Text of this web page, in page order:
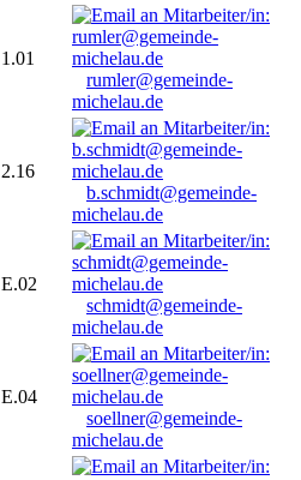
1.01
rumler@gemeinde-
michelau.de
2.16
b.schmidt@gemeinde-
michelau.de
E.02
schmidt@gemeinde-
michelau.de
E.04
soellner@gemeinde-
michelau.de